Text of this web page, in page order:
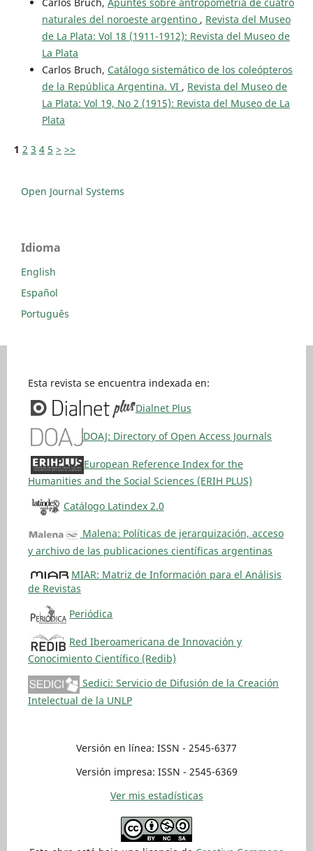
naturales del noroeste argentino , Revista del Museo
de La Plata: Vol 18 (1911-1912): Revista del Museo de
La Plata
Carlos Bruch, Catálogo sistemático de los coleópteros
de la República Argentina. VI , Revista del Museo de
La Plata: Vol 19, No 2 (1915): Revista del Museo de La
Plata
1 2 3 4 5 > >>
Open Journal Systems
Idioma
English
Español
Português
Esta revista se encuentra indexada en:
Dialnet Plus
DOAJ: Directory of Open Access Journals
European Reference Index for the
Humanities and the Social Sciences (ERIH PLUS)
Catálogo Latindex 2.0
Malena: Políticas de jerarquización, acceso
y archivo de las publicaciones científicas argentinas
MIAR: Matriz de Información para el Análisis
de Revistas
Periódica
Red Iberoamericana de Innovación y
Conocimiento Científico (Redib)
Sedici: Servicio de Difusión de la Creación
Intelectual de la UNLP
Versión en línea: ISSN - 2545-6377
Versión impresa: ISSN - 2545-6369
Ver mis estadísticas